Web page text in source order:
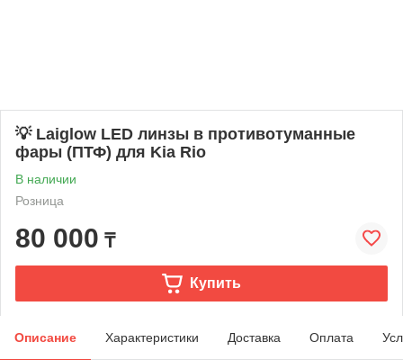
💡 Laiglow LED линзы в противотуманные
фары (ПТФ) для Kia Rio
В наличии
Розница
80 000 ₸
Купить
Описание Характеристики Доставка Оплата